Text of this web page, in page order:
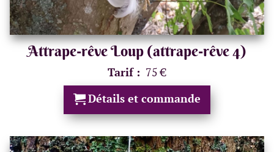
Attrape-rêve Loup (attrape-rêve 4)
Tarif : 75 €
Détails et commande